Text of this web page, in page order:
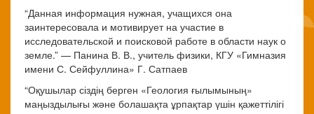
“Данная информация нужная, учащихся она
заинтересовала и мотивирует на участие в
исследовательской и поисковой работе в области наук о
земле.” — Панина В. В., учитель физики, КГУ «Гимназия
имени С. Сейфуллина» Г. Сатпаев
“Оқушылар сіздің берген «Геология ғылымының»
маңыздылығы және болашақта ұрпақтар үшін қажеттілігі